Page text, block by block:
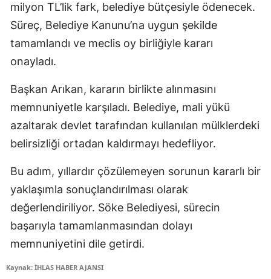
milyon TL’lik fark, belediye bütçesiyle ödenecek.
Süreç, Belediye Kanunu’na uygun şekilde
tamamlandı ve meclis oy birliğiyle kararı
onayladı.
Başkan Arıkan, kararın birlikte alınmasını
memnuniyetle karşıladı. Belediye, mali yükü
azaltarak devlet tarafından kullanılan mülklerdeki
belirsizliği ortadan kaldırmayı hedefliyor.
Bu adım, yıllardır çözülemeyen sorunun kararlı bir
yaklaşımla sonuçlandırılması olarak
değerlendiriliyor. Söke Belediyesi, sürecin
başarıyla tamamlanmasından dolayı
memnuniyetini dile getirdi.
Kaynak: İHLAS HABER AJANSI